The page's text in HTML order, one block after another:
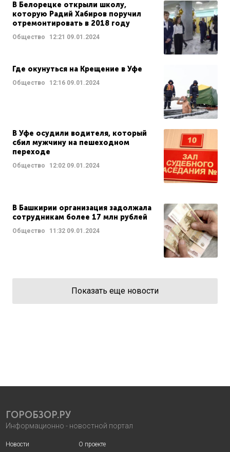
В Белорецке открыли школу,
которую Радий Хабиров поручил
отремонтировать в 2018 году
Общество 12:21 09.01.2024
Где окунуться на Крещение в Уфе
Общество 12:16 09.01.2024
В Уфе осудили водителя, который
сбил мужчину на пешеходном
переходе
Общество 12:02 09.01.2024
В Башкирии организация задолжала
сотрудникам более 17 млн рублей
Общество 11:32 09.01.2024
Показать еще новости
ГОРОБЗОР.РУ
Информационно - новостной портал
Новости О проекте